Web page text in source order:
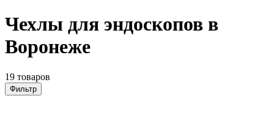
Чехлы для эндоскопов в
Воронеже
19 товаров
Фильтр